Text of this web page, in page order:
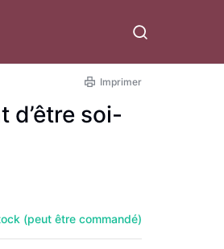
Imprimer
d’être soi-
(peut être commandé)